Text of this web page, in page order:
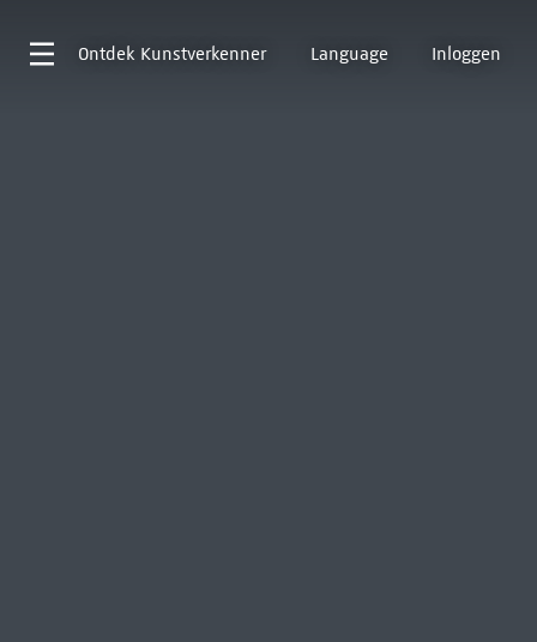
Ontdek Kunstverkenner Language Inloggen